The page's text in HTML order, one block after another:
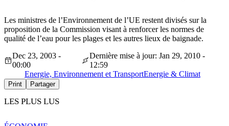
Les ministres de l’Environnement de l’UE restent divisés sur la
proposition de la Commission visant à renforcer les normes de
qualité de l’eau pour les plages et les autres lieux de baignade.
Dec 23, 2003 -
00:00
Dernière mise à jour: Jan 29, 2010 -
12:59
Energie, Environnement et TransportEnergie & Climat
Print Partager
LES PLUS LUS